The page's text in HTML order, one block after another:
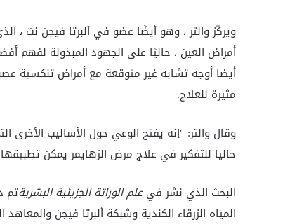
ويركّز والتر ، وهو أيضًا عضو في ألبرتا فيجن نت ،
أمراض العين ، حاليًا على الجهود المبذولة لفهم
أيضا أوجه تشابه غير متوقعة مع أمراض تنكسية
مثيرة للعلاج.
وقال والتر: "إنه يفتح الوعي حول الأساليب
حاليا للتفكير في علاج مرض الزهايمر يمكن
البحث الذي نشر فيعلم الوراثة الجزيئية البشريةتم
المياه الزرقاء الكندية وشبكة ألبرتا فيجن